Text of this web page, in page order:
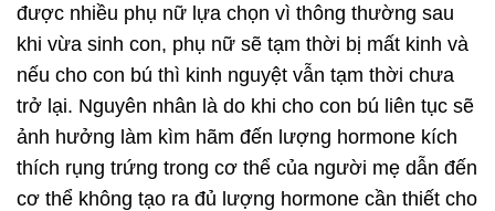
được nhiều phụ nữ lựa chọn vì thông thường sau
khi vừa sinh con, phụ nữ sẽ tạm thời bị mất kinh và
nếu cho con bú thì kinh nguyệt vẫn tạm thời chưa
trở lại. Nguyên nhân là do khi cho con bú liên tục sẽ
ảnh hưởng làm kìm hãm đến lượng hormone kích
thích rụng trứng trong cơ thể của người mẹ dẫn đến
cơ thể không tạo ra đủ lượng hormone cần thiết cho